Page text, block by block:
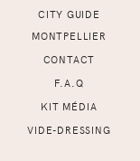
CITY GUIDE
MONTPELLIER
CONTACT
F.A.Q
KIT MÉDIA
VIDE-DRESSING